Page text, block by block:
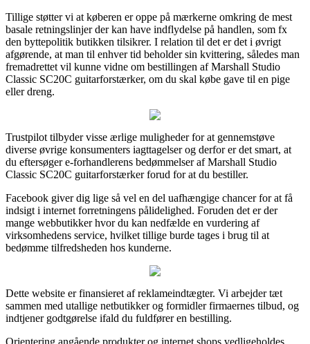
Tillige støtter vi at køberen er oppe på mærkerne omkring de mest
basale retningslinjer der kan have indflydelse på handlen, som fx
den byttepolitik butikken tilsikrer. I relation til det er det i øvrigt
afgørende, at man til enhver tid beholder sin kvittering, således man
fremadrettet vil kunne vidne om bestillingen af Marshall Studio
Classic SC20C guitarforstærker, om du skal købe gave til en pige
eller dreng.
Trustpilot tilbyder visse ærlige muligheder for at gennemstøve
diverse øvrige konsumenters iagttagelser og derfor er det smart, at
du eftersøger e-forhandlerens bedømmelser af Marshall Studio
Classic SC20C guitarforstærker forud for at du bestiller.
Facebook giver dig lige så vel en del uafhængige chancer for at få
indsigt i internet forretningens pålidelighed. Foruden det er der
mange webbutikker hvor du kan nedfælde en vurdering af
virksomhedens service, hvilket tillige burde tages i brug til at
bedømme tilfredsheden hos kunderne.
Dette website er finansieret af reklameindtægter. Vi arbejder tæt
sammen med utallige netbutikker og formidler firmaernes tilbud, og
indtjener godtgørelse ifald du fuldfører en bestilling.
Orientering angående produkter og internet shops vedligeholdes